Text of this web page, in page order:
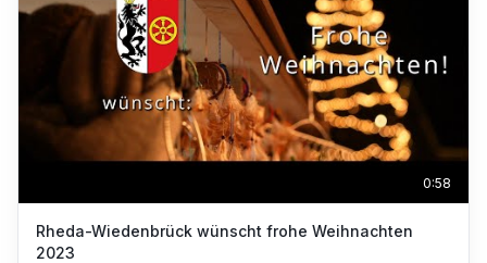
0:58
Rheda-Wiedenbrück wünscht frohe Weihnachten
2023